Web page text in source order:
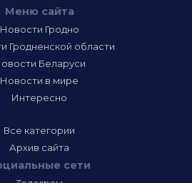
Меню сайта
Новости Гродно
Гродненской области
Беларуси
Новости в мире
Интересно
Все категории
Архив сайта
сети